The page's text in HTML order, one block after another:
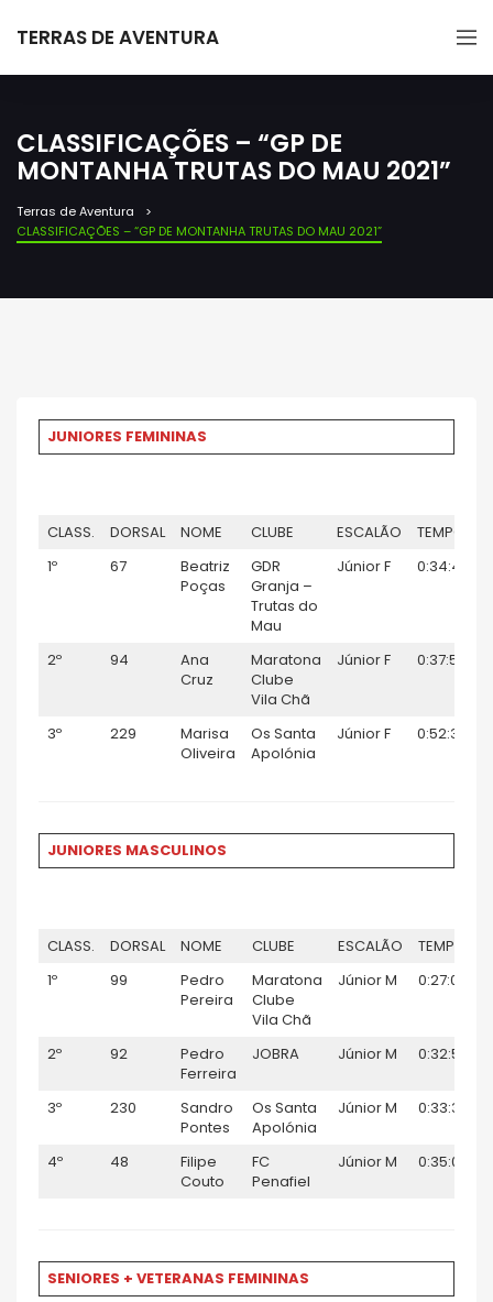
TERRAS DE AVENTURA
CLASSIFICAÇÕES – “GP DE
MONTANHA TRUTAS DO MAU 2021”
Terras de Aventura
CLASSIFICAÇÕES – “GP DE MONTANHA TRUTAS DO MAU 2021”
JUNIORES FEMININAS
CLASS. DORSAL NOME CLUBE ESCALÃO
TEMPO
1º
67
Beatriz
Poças
GDR
Granja –
Trutas do
Mau
Júnior F 0:34:46
2º 94
Ana
Cruz
Maratona
Clube
Vila Chã
Júnior F 0:37:52
3º 229
Marisa
Oliveira
Os Santa
Apolónia
Júnior F 0:52:31
JUNIORES MASCULINOS
CLASS. DORSAL NOME CLUBE ESCALÃO
TEMPO
1º
99
Pedro
Pereira
Maratona
Clube
Vila Chã
Júnior M 0:27:03
2º 92
Pedro
Ferreira
JOBRA Júnior M 0:32:52
3º 230
Sandro
Pontes
Os Santa
Apolónia
Júnior M 0:33:34
4º 48
Filipe
Couto
FC
Penafiel
Júnior M 0:35:04
SENIORES + VETERANAS FEMININAS